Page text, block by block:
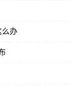
么办